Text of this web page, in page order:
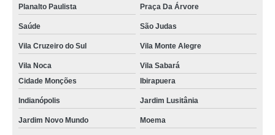
Planalto Paulista Praça Da Árvore
Saúde São Judas
Vila Cruzeiro do Sul Vila Monte Alegre
Vila Noca
Vila Sabará
Cidade Monções
Ibirapuera
Indianópolis Jardim Lusitânia
Jardim Novo Mundo Moema